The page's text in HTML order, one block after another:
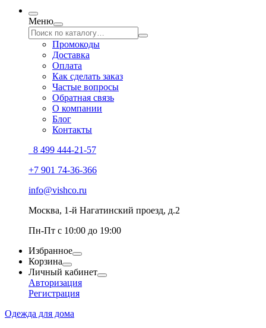
Меню
Промокоды
Доставка
Оплата
Как сделать заказ
Частые вопросы
Обратная связь
О компании
Блог
Контакты
8 499 444-21-57
+7 901 74-36-366
info@vishco.ru
Москва, 1-й Нагатинский проезд, д.2
Пн-Пт с 10:00 до 19:00
Избранное
Корзина
Личный кабинет
Авторизация
Регистрация
Одежда для дома